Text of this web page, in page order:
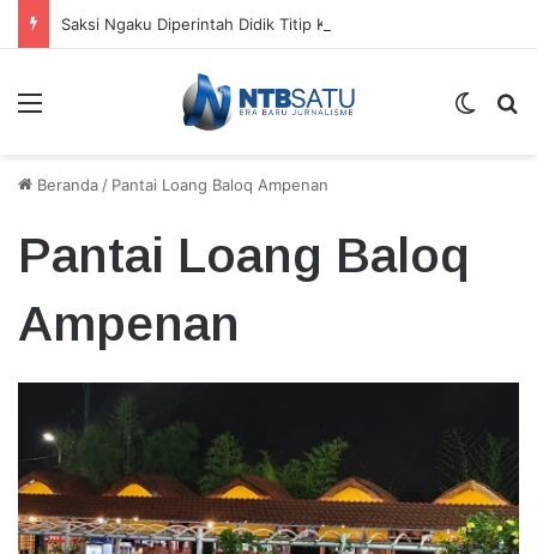
Menu
Beranda / Pantai Loang Baloq Ampenan
Pantai Loang Baloq
Ampenan